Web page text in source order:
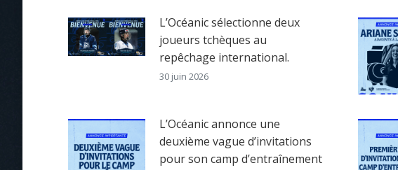
L’Océanic sélectionne deux
joueurs tchèques au
repêchage international.
30 juin 2026
L’Océanic annonce une
deuxième vague d’invitations
pour son camp d’entraînement